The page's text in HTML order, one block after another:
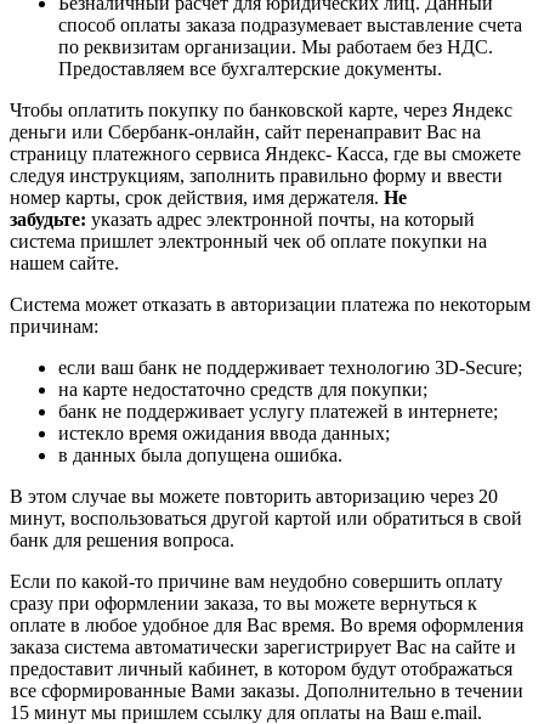
способ оплаты заказа подразумевает выставление счета
по реквизитам организации. Мы работаем без НДС.
Предоставляем все бухгалтерские документы.
Чтобы оплатить покупку по банковской карте, через Яндекс
деньги или Сбербанк-онлайн, сайт перенаправит Вас на
страницу платежного сервиса Яндекс- Касса, где вы сможете
следуя инструкциям, заполнить правильно форму и ввести
номер карты, срок действия, имя держателя. Не
забудьте: указать адрес электронной почты, на который
система пришлет электронный чек об оплате покупки на
нашем сайте.
Система может отказать в авторизации платежа по некоторым
причинам:
если ваш банк не поддерживает технологию 3D-Secure;
на карте недостаточно средств для покупки;
банк не поддерживает услугу платежей в интернете;
истекло время ожидания ввода данных;
в данных была допущена ошибка.
В этом случае вы можете повторить авторизацию через 20
минут, воспользоваться другой картой или обратиться в свой
банк для решения вопроса.
Если по какой-то причине вам неудобно совершить оплату
сразу при оформлении заказа, то вы можете вернуться к
оплате в любое удобное для Вас время. Во время оформления
заказа система автоматически зарегистрирует Вас на сайте и
предоставит личный кабинет, в котором будут отображаться
все сформированные Вами заказы. Дополнительно в течении
15 минут мы пришлем ссылку для оплаты на Ваш e.mail.